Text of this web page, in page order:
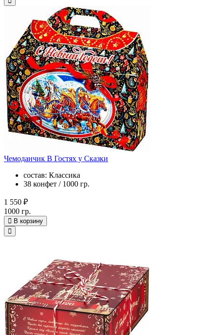
Чемоданчик В Гостях у Сказки
состав: Классика
38 конфет / 1000 гр.
1 550 ₽
1000 гр.
В корзину